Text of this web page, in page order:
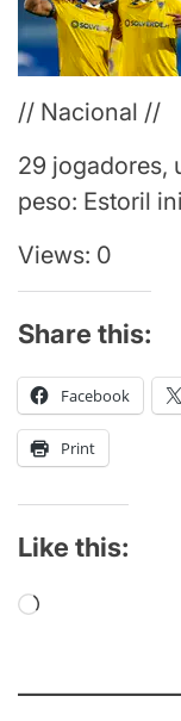
// Nacional //
29 jogadores,
peso: Estoril
Views: 0
Share this:
Facebook
Print
Like this:
Loading…